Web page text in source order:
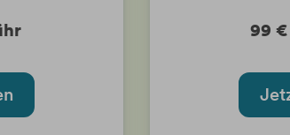
99